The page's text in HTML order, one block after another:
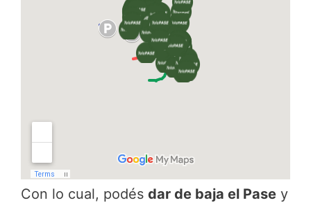
Con lo cual, podés dar de baja el Pase y